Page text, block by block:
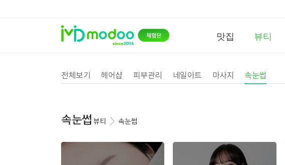
맛집 뷰티
전체보기 헤어샵 피부관리 네일아트 마사지 속눈썹
속눈썹 뷰티 속눈썹